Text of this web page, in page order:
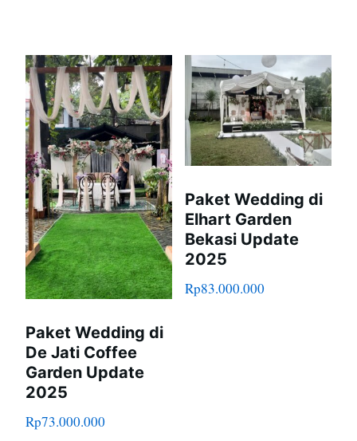
Paket Wedding di
De Jati Coffee
Garden Update
2025
Rp73.000.000
Paket Wedding di
Elhart Garden
Bekasi Update
2025
Rp83.000.000